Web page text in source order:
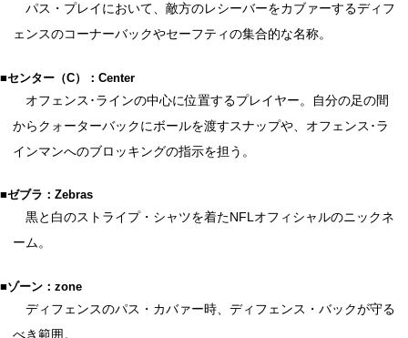
パス・プレイにおいて、敵方のレシーバーをカブァーするディフ
ェンスのコーナーバックやセーフティの集合的な名称。
■センター（C）：Center
オフェンス･ラインの中心に位置するプレイヤー。自分の足の間
からクォーターバックにボールを渡すスナップや、オフェンス･ラ
インマンへのブロッキングの指示を担う。
■ゼブラ：Zebras
黒と白のストライプ・シャツを着たNFLオフィシャルのニックネ
ーム。
■ゾーン：zone
ディフェンスのパス・カバァー時、ディフェンス・バックが守る
べき範囲。